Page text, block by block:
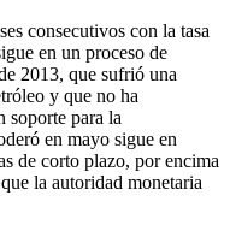
consecutivos con la tasa
en un proceso de
2013, que sufrió una
y que no ha
soporte para la
en mayo sigue en
de corto plazo, por encima
la autoridad monetaria